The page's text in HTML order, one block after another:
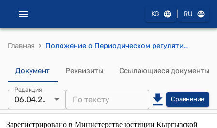
KG RU
Главная › Положение о Периодическом регулятивном банковском отчете (утверждено постановлением Правления Национального банка Кыргызской Республики от 25 августа 2005 года № 26/5)
Документ Реквизиты Ссылающиеся документы
Редакция
06.04.2022 Сравнение